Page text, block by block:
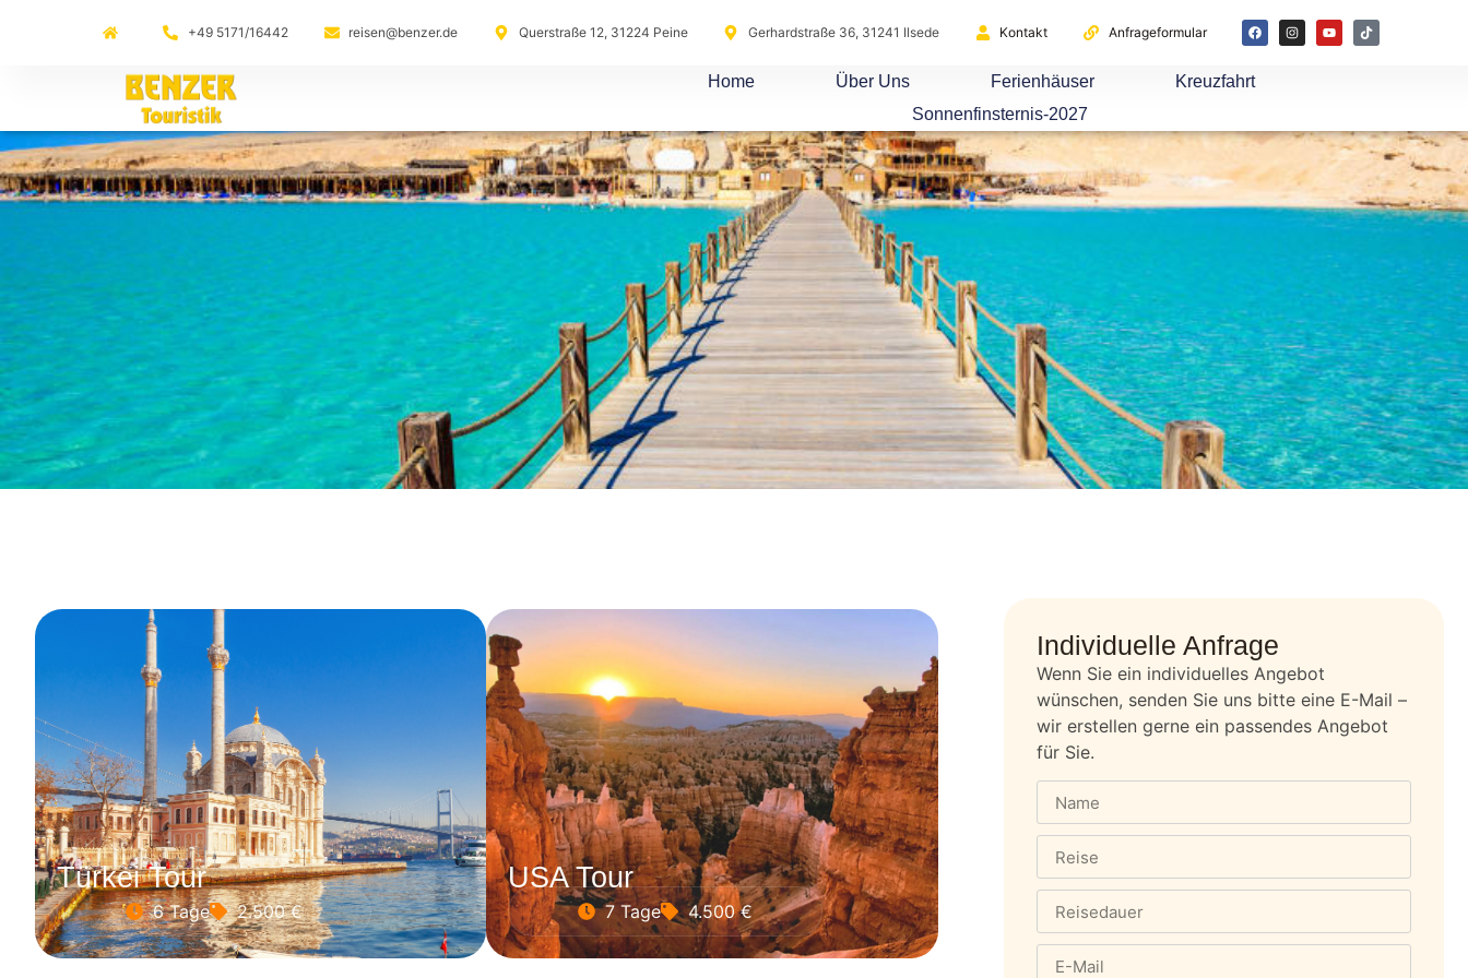
+49 5171/16442 reisen@benzer.de Querstraße 12, 31224 Peine Gerhardstraße 36, 31241 Ilsede Kontakt Anfrageformular
Home Über Uns Ferienhäuser
Kreuzfahrt
Sonnenfinsternis-2027
Türkei Tour
6 Tage 2.500 €
USA Tour
7 Tage 4.500 €
Individuelle Anfrage
Wenn Sie ein individuelles Angebot
wünschen, senden Sie uns bitte eine E-Mail –
wir erstellen gerne ein passendes Angebot
für Sie.